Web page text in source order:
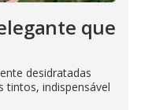
que
desidratadas
tintos, indispensável